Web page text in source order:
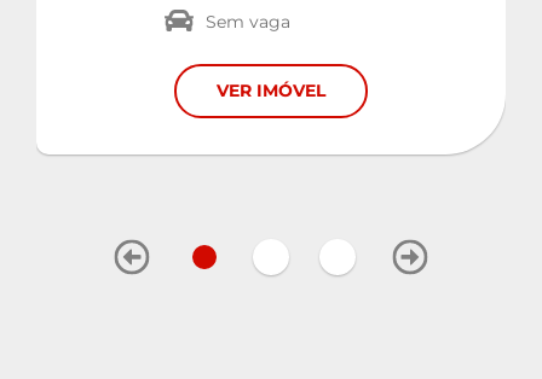
Sem vaga
VER IMÓVEL